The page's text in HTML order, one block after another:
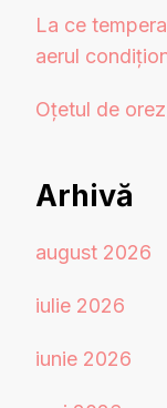
La ce
aerul
Oțetul de
Arhivă
august 2026
iulie 2026
iunie 2026